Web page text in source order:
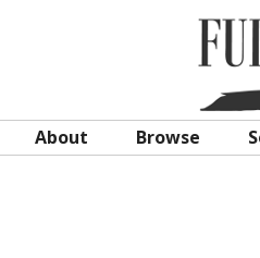
About Browse